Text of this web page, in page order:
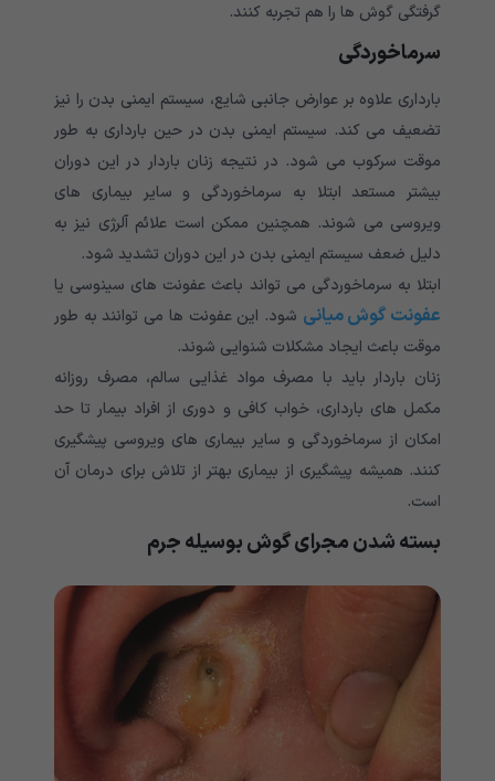
گرفتگی گوش ها را هم تجربه کنند.
سرماخوردگی
بارداری علاوه بر عوارض جانبی شایع، سیستم ایمنی بدن را نیز
تضعیف می کند. سیستم ایمنی بدن در حین بارداری به طور
موقت سرکوب می شود. در نتیجه زنان باردار در این دوران
بیشتر مستعد ابتلا به سرماخوردگی و سایر بیماری های
ویروسی می شوند. همچنین ممکن است علائم آلرژی نیز به
دلیل ضعف سیستم ایمنی بدن در این دوران تشدید شود.
ابتلا به سرماخوردگی می تواند باعث عفونت های سینوسی یا
عفونت گوش میانی شود. این عفونت ها می توانند به طور
موقت باعث ایجاد مشکلات شنوایی شوند.
زنان باردار باید با مصرف مواد غذایی سالم، مصرف روزانه
مکمل های بارداری، خواب کافی و دوری از افراد بیمار تا حد
امکان از سرماخوردگی و سایر بیماری های ویروسی پیشگیری
کنند. همیشه پیشگیری از بیماری بهتر از تلاش برای درمان آن
است.
بسته شدن مجرای گوش بوسیله جرم